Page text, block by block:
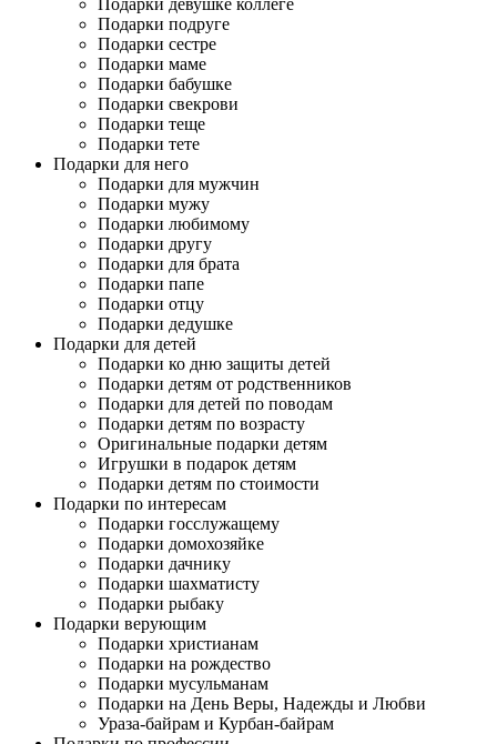
Подарки девушке коллеге
Подарки подруге
Подарки сестре
Подарки маме
Подарки бабушке
Подарки свекрови
Подарки теще
Подарки тете
Подарки для него
Подарки для мужчин
Подарки мужу
Подарки любимому
Подарки другу
Подарки для брата
Подарки папе
Подарки отцу
Подарки дедушке
Подарки для детей
Подарки ко дню защиты детей
Подарки детям от родственников
Подарки для детей по поводам
Подарки детям по возрасту
Оригинальные подарки детям
Игрушки в подарок детям
Подарки детям по стоимости
Подарки по интересам
Подарки госслужащему
Подарки домохозяйке
Подарки дачнику
Подарки шахматисту
Подарки рыбаку
Подарки верующим
Подарки христианам
Подарки на рождество
Подарки мусульманам
Подарки на День Веры, Надежды и Любви
Ураза-байрам и Курбан-байрам